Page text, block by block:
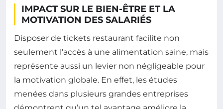
IMPACT SUR LE BIEN-ÊTRE ET LA
MOTIVATION DES SALARIÉS
Disposer de tickets restaurant facilite non
seulement l’accès à une alimentation saine, mais
représente aussi un levier non négligeable pour
la motivation globale. En effet, les études
menées dans plusieurs grandes entreprises